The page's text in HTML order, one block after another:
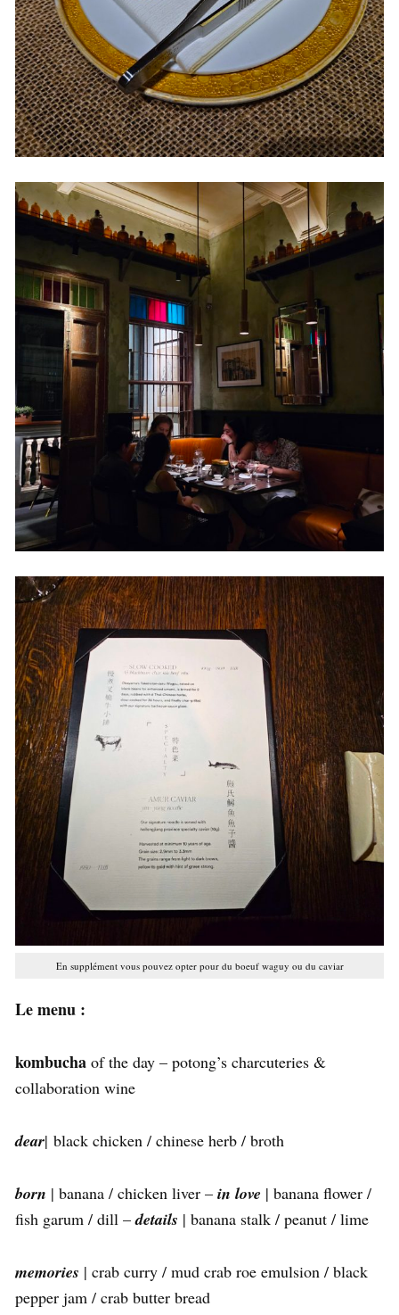
En supplément vous pouvez opter pour du boeuf waguy ou du caviar
Le menu :
kombucha of the day – potong’s charcuteries &
collaboration wine
dear| black chicken / chinese herb / broth
born | banana / chicken liver – in love | banana flower /
fish garum / dill –details | banana stalk / peanut / lime
memories | crab curry / mud crab roe emulsion / black
pepper jam / crab butter bread